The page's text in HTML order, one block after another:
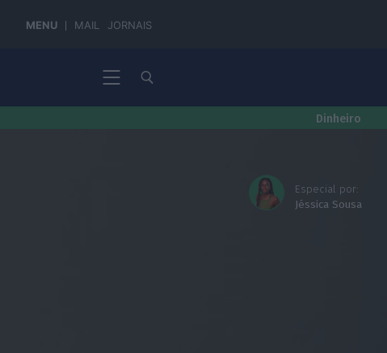
MENU MAIL JORNAIS
Dinheiro
Especial por:
Jéssica Sousa